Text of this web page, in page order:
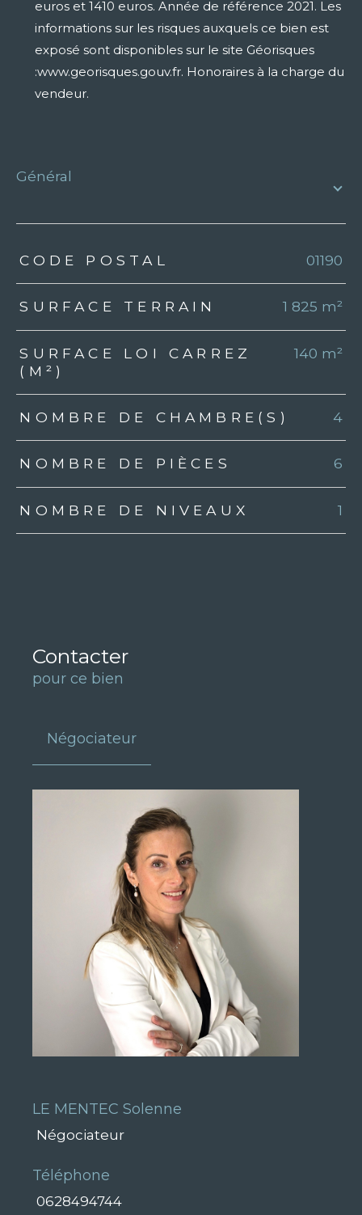
euros et 1410 euros. Année de référence 2021. Les
informations sur les risques auxquels ce bien est
exposé sont disponibles sur le site Géorisques
:www.georisques.gouv.fr. Honoraires à la charge du
vendeur.
général
TRAD_ZEPHYR_Caracteristique TRAD_ZEPHYR_Valeurs
CODE POSTAL 01190
SURFACE TERRAIN 1 825 m²
SURFACE LOI CARREZ
(M²)
140 m²
NOMBRE DE CHAMBRE(S) 4
NOMBRE DE PIÈCES 6
NOMBRE DE NIVEAUX 1
Contacter
pour ce bien
Négociateur
LE MENTEC Solenne
Négociateur
Téléphone
0628494744